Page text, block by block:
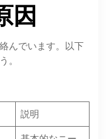
因
んでいます。以下
。
説明